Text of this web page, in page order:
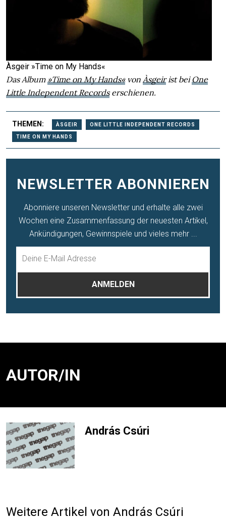
Àsgeir »Time on My Hands«
Das Album»Time on My Hands«von Àsgeirist beiOne
Little Independent Recordserschienen.
THEMEN: ÀSGEIR ONE LITTLE INDEPENDENT RECORDS
TIME ON MY HANDS
NEWSLETTER ABONNIEREN
Abonniere unseren Newsletter und erhalte alle zwei
Wochen eine Zusammenfassung der neuesten Artikel,
Ankündigungen, Gewinnspiele und vieles mehr ...
AUTOR/IN
András Csúri
Weitere Artikel von András Csúri